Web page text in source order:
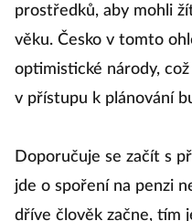
prostředků, aby mohli
věku. Česko v tomto
optimistické národy,
v přístupu k plánování
Doporučuje se začít s
jde o spoření na penzi
dříve člověk začne, tím